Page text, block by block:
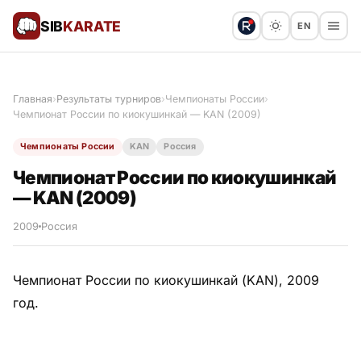
SIBKARATE EN
Результаты турниров
Главная›Результаты турниров›Чемпионаты России›
Чемпионат России по киокушинкай — KAN (2009)
Чемпионаты России KAN Россия
Чемпионат России по киокушинкай
— KAN (2009)
2009 Россия
Чемпионат России по киокушинкай (KAN), 2009
год.